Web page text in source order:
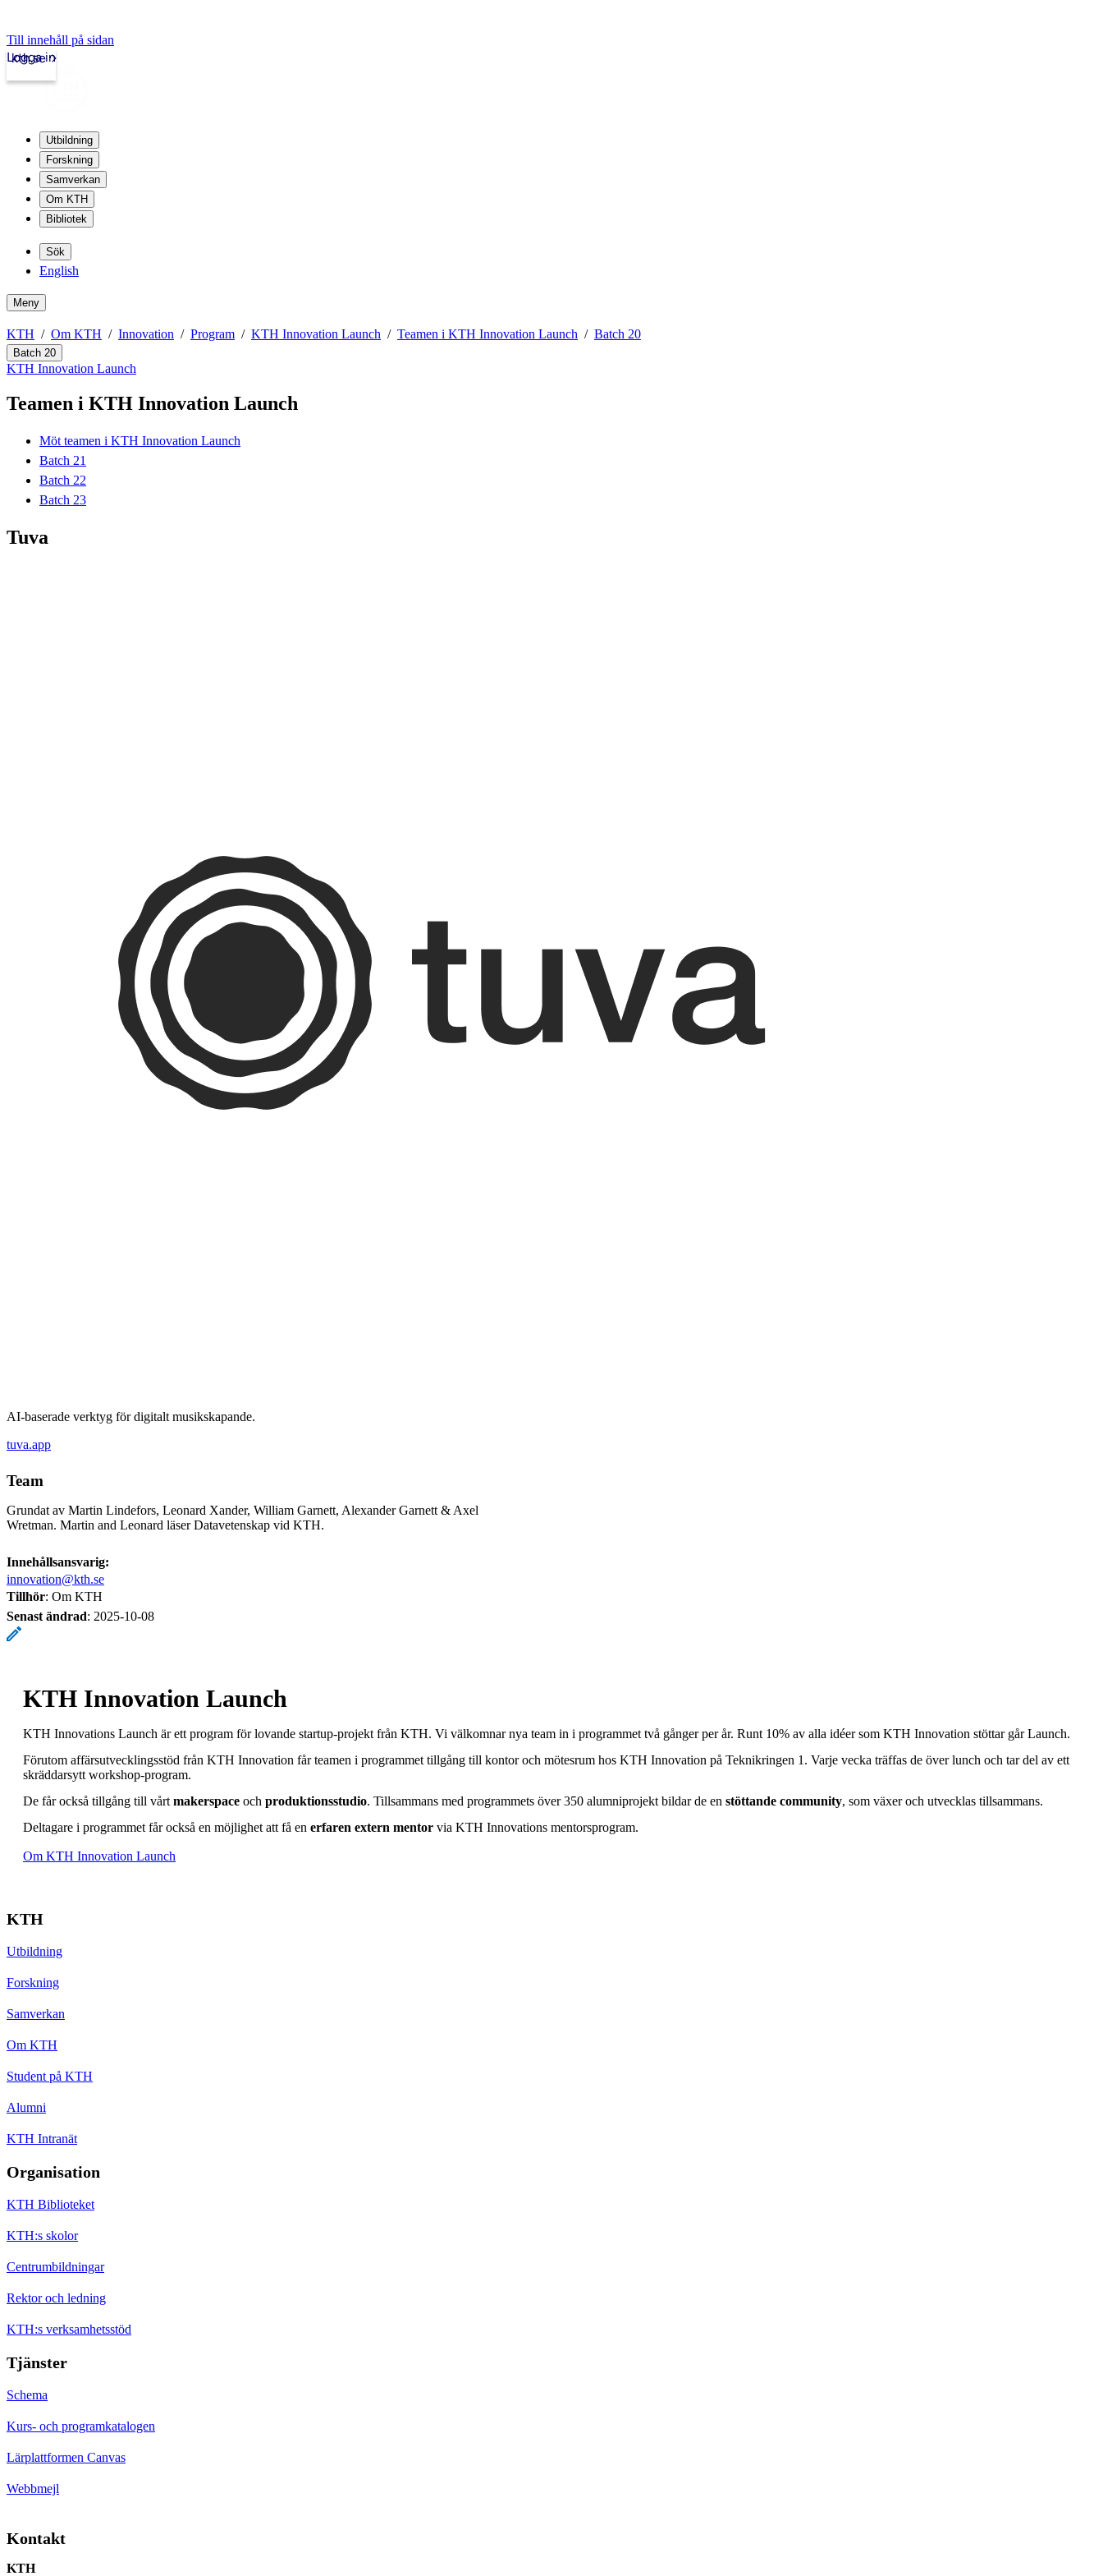
Till innehåll på sidan
kth.se
Logga in
Utbildning
Forskning
Samverkan
Om KTH
Bibliotek
Sök
English
Meny
KTH Om KTH Innovation Program KTH Innovation Launch Teamen i KTH Innovation Launch Batch 20
Batch 20
KTH Innovation Launch
Teamen i KTH Innovation Launch
Möt teamen i KTH Innovation Launch
Batch 21
Batch 22
Batch 23
Tuva
AI-baserade verktyg för digitalt musikskapande.
tuva.app
Team
Grundat av Martin Lindefors, Leonard Xander, William Garnett, Alexander Garnett & Axel
Wretman. Martin and Leonard läser Datavetenskap vid KTH.
Innehållsansvarig:
innovation@kth.se
Tillhör: Om KTH
Senast ändrad: 2025-10-08
KTH Innovation Launch
KTH Innovations Launch är ett program för lovande startup-projekt från KTH. Vi välkomnar nya team in i programmet två gånger per år. Runt 10% av alla idéer som KTH Innovation stöttar går Launch.
Förutom affärsutvecklingsstöd från KTH Innovation får teamen i programmet tillgång till kontor och mötesrum hos KTH Innovation på Teknikringen 1. Varje vecka träffas de över lunch och tar del av ett
skräddarsytt workshop-program.
De får också tillgång till vårt makerspace och produktionsstudio. Tillsammans med programmets över 350 alumniprojekt bildar de en stöttande community, som växer och utvecklas tillsammans.
Deltagare i programmet får också en möjlighet att få en erfaren extern mentor via KTH Innovations mentorsprogram.
Om KTH Innovation Launch
KTH
Utbildning
Forskning
Samverkan
Om KTH
Student på KTH
Alumni
KTH Intranät
Organisation
KTH Biblioteket
KTH:s skolor
Centrumbildningar
Rektor och ledning
KTH:s verksamhetsstöd
Tjänster
Schema
Kurs- och programkatalogen
Lärplattformen Canvas
Webbmejl
Kontakt
KTH